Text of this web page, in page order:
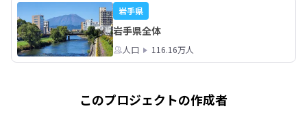
岩手県
岩手県全体
人口 116.16万人
このプロジェクトの作成者